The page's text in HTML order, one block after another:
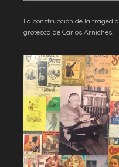
La construcción de la tragedia
grotesca de Carlos Arniches.